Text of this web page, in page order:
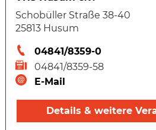
Schobüller Straße 38-40
25813 Husum
04841/8359-0
04841/8359-58
E-Mail
Details & weitere